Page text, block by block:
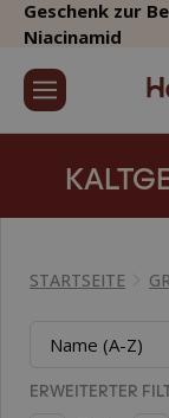
Geschenk zur
Niacinamid
STARTSEITE
Name (A-Z)
ERWEITERTER